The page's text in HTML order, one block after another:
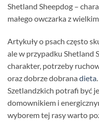
Shetland Sheepdog –
małego owczarka z
Artykuły o psach często
ale w przypadku Shetland
charakter, potrzeby
oraz dobrze dobrana dieta
Szetlandzkich potrafi być
domownikiem i
wyborem tej rasy warto